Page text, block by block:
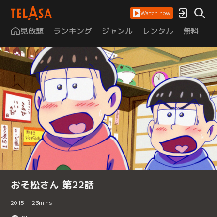
Watch now
見放題 ランキング ジャンル レンタル 無料
おそ松さん 第22話
2015 23mins